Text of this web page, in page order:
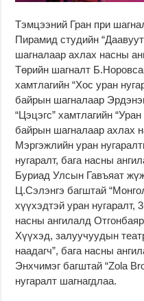
Тэмцээний Гран при
Пирамид студийн
шагналаар ахлах насны
Төрийн шагналт
хамтлагийн “Хос уран
байрын шагналаар
“Цэцэгс” хамтлагийн
байрын шагналаар ахлах
Мэргэжлийн уран
нугаралт, бага насны
Буриад Улсын Гавъяат
Ц.Сэлэнгэ багштай
хүүхэдтэй уран нугаралт,
насны ангилалд
Хүүхэд, залуучуудын
наадагч”, бага насны
Энхчимэг багштай “Zola
нугаралт шагнагдлаа.